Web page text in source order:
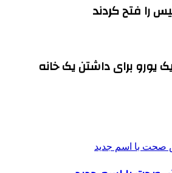
را فتح کردند
یورو برای داشتن یک خانه